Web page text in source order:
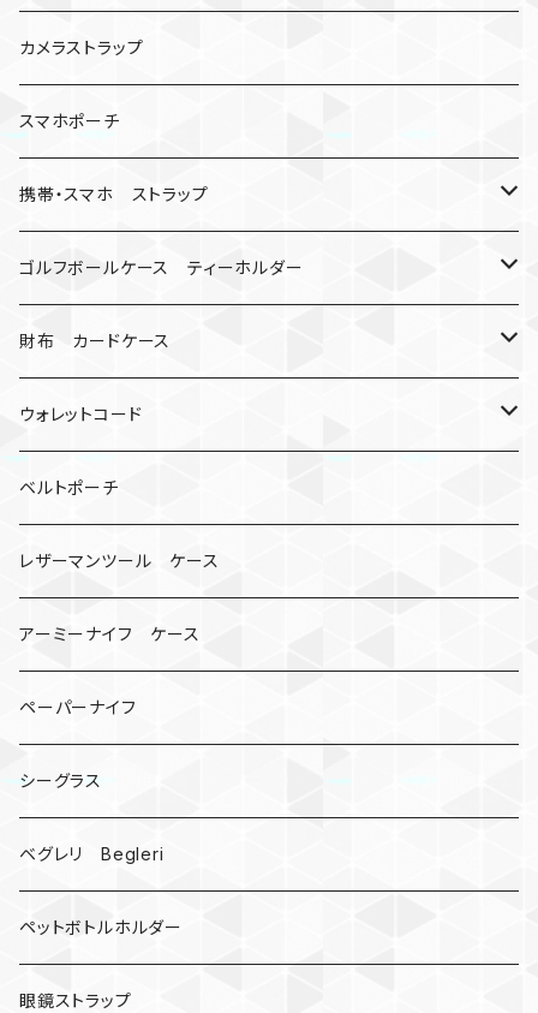
数珠
クボタン
キーケース
人形
忍者
ミイラ
キャンプ道具
ナット
レザーマン
マルチツール
オニヤンマ
ビーズ
手裏剣
クロス十字架
ドリームキャッチャー
カウベル 熊鈴
昆虫
腕時計
アップルウォッチ
バックル
マッドマックス
サバイバルツール
カメラストラップ
スマホポーチ
携帯・スマホ ストラップ
ネックストラップ・ショルダーストラップ
ハンドストラップ
リングストラップ
ゴルフボールケース ティーホルダー
ゴルフマーカー
ゴルフボールケース
ティーホルダー
財布 カードケース
コインケース
チューブ
コインケース
紙
カードケース
ウォレットコード
2カラー
ベルトポーチ
レザーマンツール ケース
アーミーナイフ ケース
ペーパーナイフ
シーグラス
ベグレリ Begleri
ペットボトルホルダー
眼鏡ストラップ